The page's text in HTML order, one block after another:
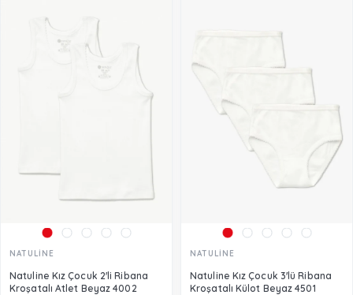
NATULİNE
Natuline Kız Çocuk 2'li Ribana
Kroşatalı Atlet Beyaz 4002
NATULİNE
Natuline Kız Çocuk 3'lü Ribana
Kroşatalı Külot Beyaz 4501